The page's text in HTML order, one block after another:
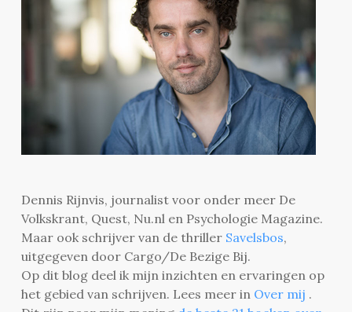
Dennis Rijnvis, journalist voor onder meer De
Volkskrant, Quest, Nu.nl en Psychologie Magazine.
Maar ook schrijver van de thriller Savelsbos,
uitgegeven door Cargo/De Bezige Bij.
Op dit blog deel ik mijn inzichten en ervaringen op
het gebied van schrijven. Lees meer in Over mij .